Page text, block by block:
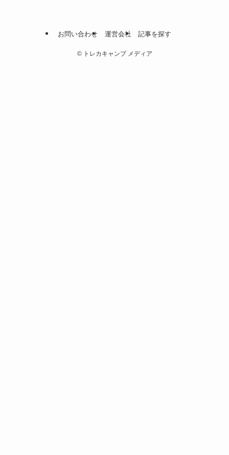
お問い合わせ 運営会社 記事を探す
©トレカキャンプ メディア